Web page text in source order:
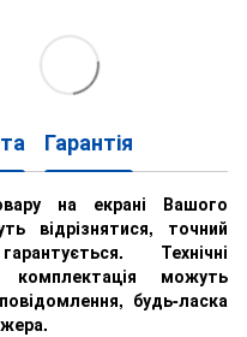
Гарантія
на екрані Вашого
відрізнятися, точний
Технічні
можуть
будь-ласка